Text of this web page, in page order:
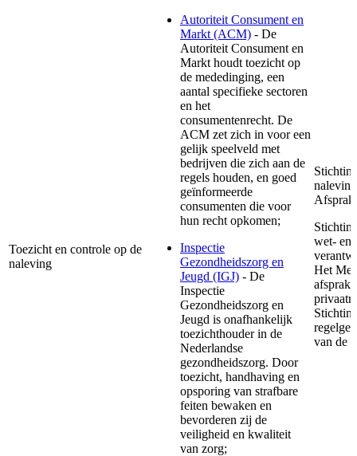
Toezicht en controle op de
naleving
Autoriteit Consument en
Markt (ACM) - De
Autoriteit Consument en
Markt houdt toezicht op
de mededinging, een
aantal specifieke sectoren
en het
consumentenrecht. De
ACM zet zich in voor een
gelijk speelveld met
bedrijven die zich aan de
regels houden, en goed
geïnformeerde
consumenten die voor
hun recht opkomen;
Inspectie
Gezondheidszorg en
Jeugd (IGJ) - De
Inspectie
Gezondheidszorg en
Jeugd is onafhankelijk
toezichthouder in de
Nederlandse
gezondheidszorg. Door
toezicht, handhaving en
opsporing van strafbare
feiten bewaken en
bevorderen zij de
veiligheid en kwaliteit
van zorg;
wet- en
Het
van de